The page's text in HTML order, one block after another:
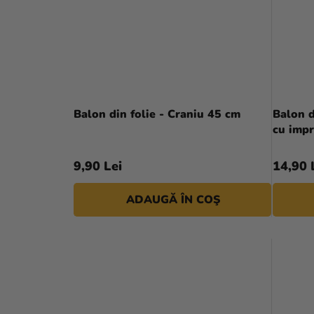
Balon din folie - Craniu 45 cm
9,90 Lei
ADAUGĂ ÎN COŞ
Balon
cu
14,90